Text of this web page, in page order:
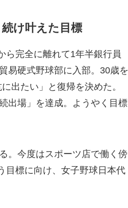
け叶えた目標
ら完全に離れて1年半銀行員
易硬式野球部に入部。30歳を
出たい」と復帰を決めた。
出場」を達成。ようやく目標
。今度はスポーツ店で働く傍
目標に向け、女子野球日本代